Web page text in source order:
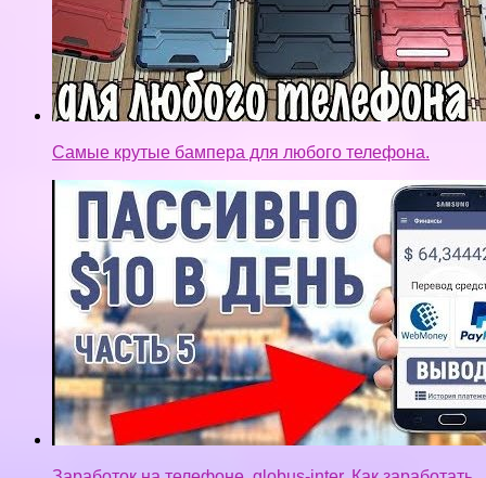
Самые крутые бампера для любого телефона.